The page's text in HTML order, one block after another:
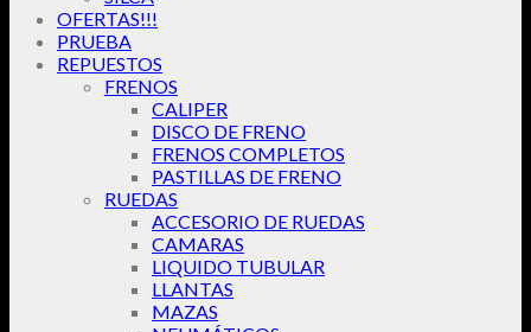
OFERTAS!!!
PRUEBA
REPUESTOS
FRENOS
CALIPER
DISCO DE FRENO
FRENOS COMPLETOS
PASTILLAS DE FRENO
RUEDAS
ACCESORIO DE RUEDAS
CAMARAS
LIQUIDO TUBULAR
LLANTAS
MAZAS